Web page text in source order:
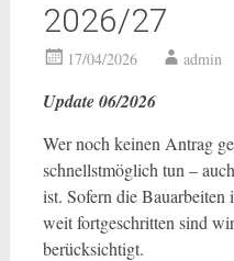
2026/27
17/04/2026 admin
Update 06/2026
Wer noch keinen Antrag
schnellstmöglich tun –
ist. Sofern die Bauarbeiten
weit fortgeschritten sind
berücksichtigt.